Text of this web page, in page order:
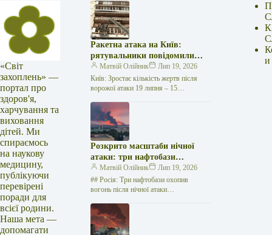
«Світ
захоплень» —
портал про
здоров'я,
харчування та
виховання
дітей. Ми
спираємось
на наукову
медицину,
публікуючи
перевірені
поради для
всієї родини.
Наша мета —
допомагати
Ракетна атака на Київ:
рятувальники повідомили
про 15 поранених
Матвій Олійник
Лип 19, 2026
Київ: Зростає кількість жертв після
ворожої атаки 19 липня – 15
російської агресії, що сталася у
столиці…
Розкрито масштаби нічної
атаки: три нафтобази
палають у Ставрополі –
OSINT-аналіз
Матвій Олійник
Лип 19, 2026
## Росія: Три нафтобази охопив
вогонь після нічної атаки
головної державної санітарної лікарки
області Надії Оперчук…
и